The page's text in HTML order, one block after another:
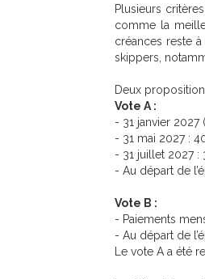
Plusieurs
comme la
créances reste
skippers,
Deux
Vote A :
- 31 janvier 2027
- 31 mai 2027 :
- 31 juillet 2027 :
- Au départ de
Vote B :
- Paiements
- Au départ de
Le vote A a été